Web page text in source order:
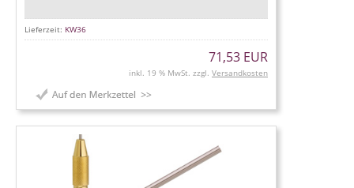
Lieferzeit: KW36
71,53 EUR
inkl. 19 % MwSt. zzgl. Versandkosten